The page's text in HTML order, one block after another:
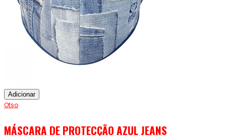
Adicionar
Otso
MÁSCARA DE PROTECÇÃO AZUL JEANS